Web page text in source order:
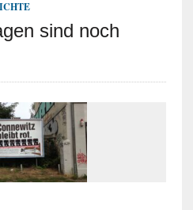
sind noch